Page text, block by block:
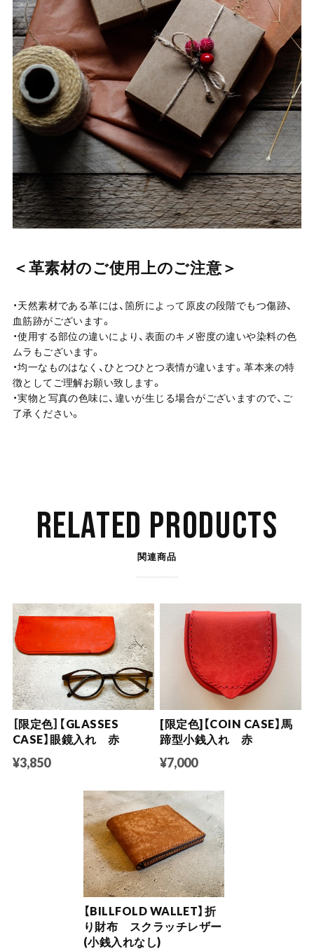
＜革素材のご使用上のご注意＞
・天然素材である革には、箇所によって原皮の段階でもつ傷跡、
血筋跡がございます。
・使用する部位の違いにより、表面のキメ密度の違いや染料の色
ムラもございます。
・均一なものはなく、ひとつひとつ表情が違います。革本来の特
徴としてご理解お願い致します。
・実物と写真の色味に、違いが生じる場合がございますので、ご
了承ください。
RELATED PRODUCTS
関連商品
［限定色］【GLASSES
CASE】眼鏡入れ 赤
¥3,850
[限定色]【COIN CASE】馬
蹄型小銭入れ 赤
¥7,000
【BILLFOLD WALLET】折
り財布 スクラッチレザー
(小銭入れなし)